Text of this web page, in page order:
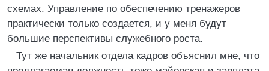
схемах. Управление по обеспечению тренажеров
практически только создается, и у меня будут
большие перспективы служебного роста.
Тут же начальник отдела кадров объяснил мне, что